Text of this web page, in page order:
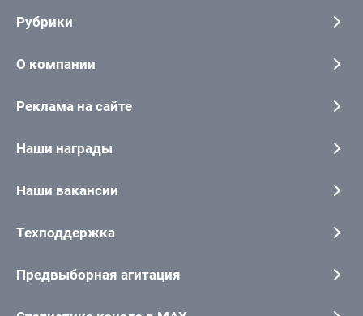
Рубрики
О компании
Реклама на сайте
Наши награды
Наши вакансии
Техподдержка
Предвыборная агитация